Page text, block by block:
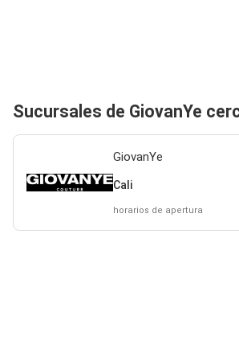
Sucursales de GiovanYe
GiovanYe
Cali
horarios de apertura